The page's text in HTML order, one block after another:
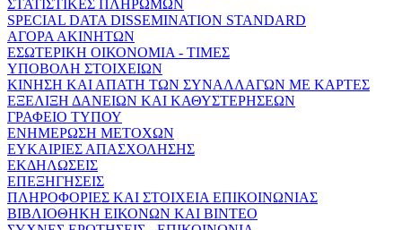
ΣΤΑΤΙΣΤΙΚΕΣ ΠΛΗΡΩΜΩΝ
SPECIAL DATA DISSEMINATION STANDARD
ΑΓΟΡΑ ΑΚΙΝΗΤΩΝ
ΕΣΩΤΕΡΙΚΗ ΟΙΚΟΝΟΜΙΑ - ΤΙΜΕΣ
ΥΠΟΒΟΛΗ ΣΤΟΙΧΕΙΩΝ
ΚΙΝΗΣΗ ΚΑΙ ΑΠΑΤΗ ΤΩΝ ΣΥΝΑΛΛΑΓΩΝ ΜΕ ΚΑΡΤΕΣ
ΕΞΕΛΙΞΗ ΔΑΝΕΙΩΝ ΚΑΙ ΚΑΘΥΣΤΕΡΗΣΕΩΝ
ΓΡΑΦΕΙΟ ΤΥΠΟΥ
ΕΝΗΜΕΡΩΣΗ ΜΕΤΟΧΩΝ
ΕΥΚΑΙΡΙΕΣ ΑΠΑΣΧΟΛΗΣΗΣ
ΕΚΔΗΛΩΣΕΙΣ
ΕΠΕΞΗΓΗΣΕΙΣ
ΠΛΗΡΟΦΟΡΙΕΣ ΚΑΙ ΣΤΟΙΧΕΙΑ ΕΠΙΚΟΙΝΩΝΙΑΣ
ΒΙΒΛΙΟΘΗΚΗ ΕΙΚΟΝΩΝ ΚΑΙ ΒΙΝΤΕΟ